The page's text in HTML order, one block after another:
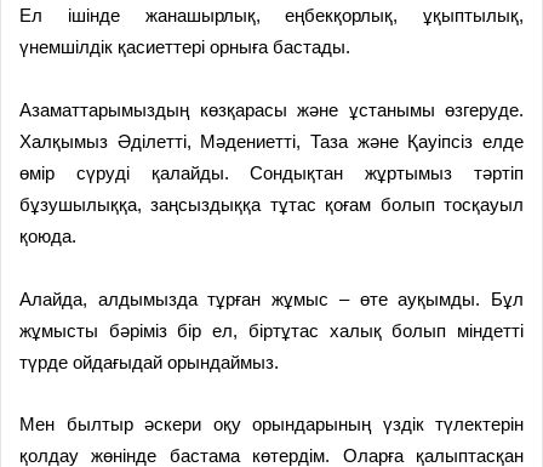
Ел ішінде жанашырлық, еңбекқорлық, ұқыптылық,
үнемшілдік қасиеттері орныға бастады.
Азаматтарымыздың көзқарасы және ұстанымы өзгеруде.
Халқымыз Әділетті, Мәдениетті, Таза және Қауіпсіз елде
өмір сүруді қалайды. Сондықтан жұртымыз тәртіп
бұзушылыққа, заңсыздыққа тұтас қоғам болып тосқауыл
қоюда.
Алайда, алдымызда тұрған жұмыс – өте ауқымды. Бұл
жұмысты бәріміз бір ел, біртұтас халық болып міндетті
түрде ойдағыдай орындаймыз.
Мен былтыр әскери оқу орындарының үздік түлектерін
қолдау жөнінде бастама көтердім. Оларға қалыптасқан